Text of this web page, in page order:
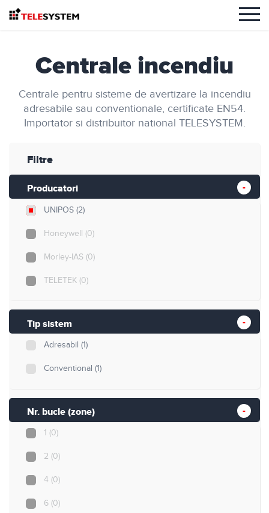
Centrale incendiu
Centrale pentru sisteme de avertizare la incendiu
adresabile sau conventionale, certificate EN54.
Importator si distribuitor national TELESYSTEM.
Filtre
Producatori
UNIPOS (2)
Honeywell (0)
Morley-IAS (0)
TELETEK (0)
Tip sistem
Adresabil (1)
Conventional (1)
Nr. bucle (zone)
1 (0)
2 (0)
4 (0)
6 (0)